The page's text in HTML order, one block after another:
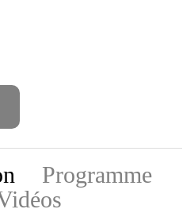
Programme